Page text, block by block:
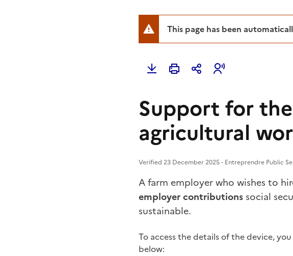
This page has been
Support for
agricultural
Verified 23 December 2025 - Entreprendre Public
A farm employer who wishes to
employer contributions social
sustainable.
To access the details of the device,
below: